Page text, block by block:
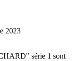
2023
série 1 sont